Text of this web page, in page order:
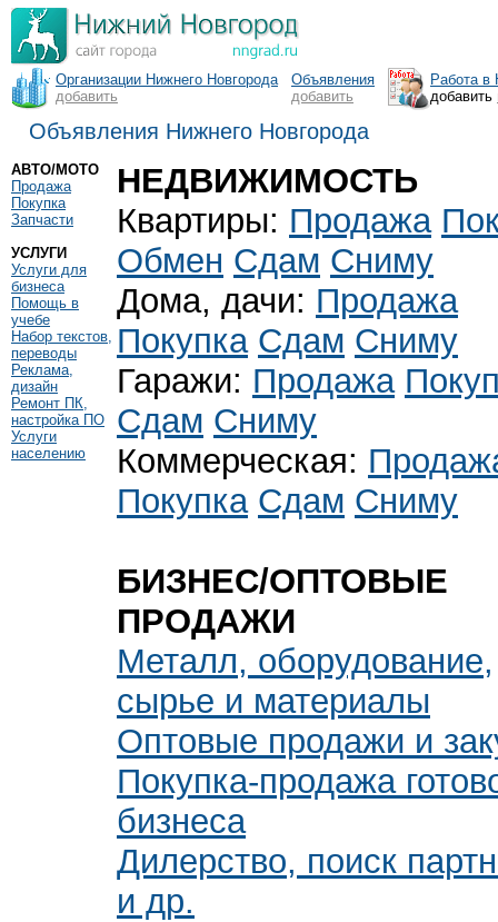
Организации Нижнего Новгорода
добавить
Объявления
добавить
Работа в
добавить
Объявления Нижнего Новгорода
АВТО/МОТО
Продажа
Покупка
Запчасти
УСЛУГИ
Услуги для
бизнеса
Помощь в
учебе
Набор текстов,
переводы
Реклама,
дизайн
Ремонт ПК,
настройка ПО
Услуги
населению
НЕДВИЖИМОСТЬ
Квартиры: Продажа
Обмен Сдам Сниму
Дома, дачи: Продажа
Покупка Сдам Сниму
Гаражи: Продажа
Сдам Сниму
Коммерческая:
Покупка Сдам Сниму
БИЗНЕС/ОПТОВЫЕ
ПРОДАЖИ
Металл, оборудование,
сырье и материалы
Оптовые продажи и
Покупка-продажа
бизнеса
Дилерство, поиск
и др.